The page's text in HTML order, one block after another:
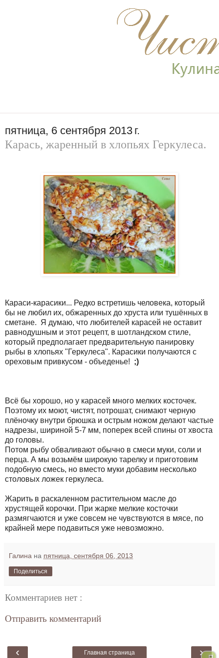
пятница, 6 сентября 2013 г.
Карась, жаренный в хлопьях Геркулеса.
Караси-карасики... Редко встретишь человека, который
бы не любил их, обжаренных до хруста или тушённых в
сметане. Я думаю, что любителей карасей не оставит
равнодушным и этот рецепт, в шотландском стиле,
который предполагает предварительную панировку
рыбы в хлопьях "Геркулеса". Карасики получаются с
ореховым привкусом - объеденье! ;)
Всё бы хорошо, но у карасей много мелких косточек.
Поэтому их моют, чистят, потрошат, снимают черную
плёночку внутри брюшка и острым ножом делают частые
надрезы, шириной 5-7 мм, поперек всей спины от хвоста
до головы.
Потом рыбу обваливают обычно в смеси муки, соли и
перца. А мы возьмём широкую тарелку и приготовим
подобную смесь, но вместо муки добавим несколько
столовых ложек геркулеса.
Жарить в раскаленном растительном масле до
хрустящей корочки. При жарке мелкие косточки
размягчаются и уже совсем не чувствуются в мясе, по
крайней мере подавиться уже невозможно.
Галина на пятница, сентября 06, 2013
Поделиться
Комментариев нет :
Отправить комментарий
‹ ›
Главная страница